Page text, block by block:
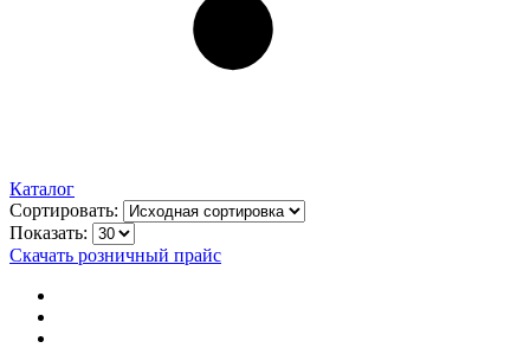
Каталог
Сортировать:
Показать:
Скачать розничный прайс